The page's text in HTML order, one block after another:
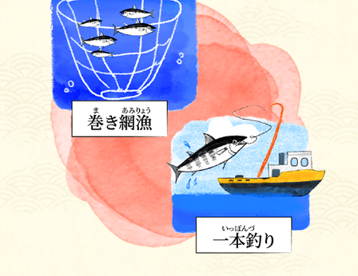
涯で泳ぐ距離はなんと、地球約20周分。通常は時速約3k
mで遊泳しますが、エサをとるときは速度が増し、その
到達時速は約60kmにもなります。50mプールをおよそ3
秒で泳ぎ進めることができる速さです。
カツオは日本近海でも見られ、春、黒潮に沿って日本の
太平洋岸を北上するものは「上りがつお・初がつお」と
呼ばれます。初夏の恵みを味わう風物詩でもあり、脂が
少なくさっぱりとした味わいが特徴です。
一方、晩夏から秋にかけて日本の太平洋岸を南下するカ
ツオは「下りがつお・戻りがつお」と呼ばれます。脂が
のっていることから「トロかつお」ともいわれ、刺身な
どの生食用としても人気です。